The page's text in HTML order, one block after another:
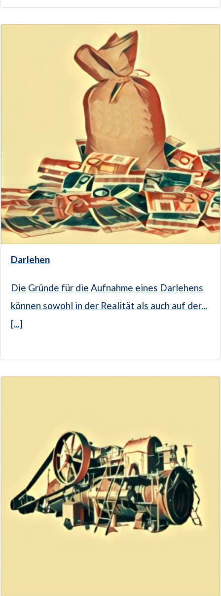
Darlehen
Die Gründe für die Aufnahme eines Darlehens
können sowohl in der Realität als auch auf der...
[...]